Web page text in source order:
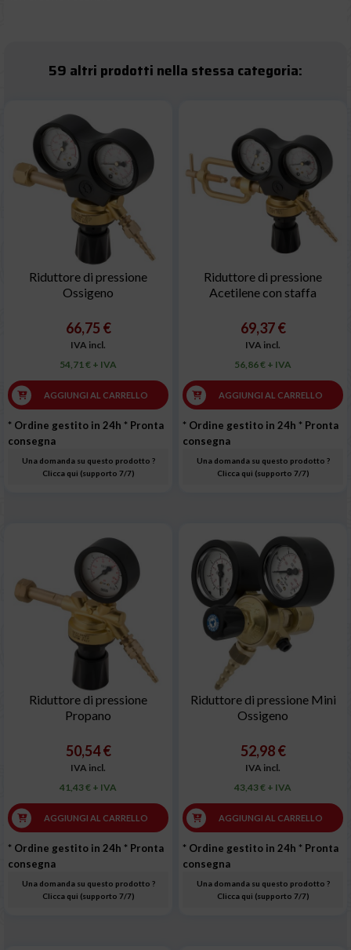
59 altri prodotti nella stessa categoria:
Riduttore di pressione
Ossigeno
66,75 €
IVA incl.
54,71 € + IVA
AGGIUNGI AL CARRELLO
* Ordine gestito in 24h * Pronta
consegna
Una domanda su questo prodotto ?
Clicca qui (supporto 7/7)
Riduttore di pressione
Acetilene con staffa
69,37 €
IVA incl.
56,86 € + IVA
AGGIUNGI AL CARRELLO
* Ordine gestito in 24h * Pronta
consegna
Una domanda su questo prodotto ?
Clicca qui (supporto 7/7)
Riduttore di pressione
Propano
50,54 €
IVA incl.
41,43 € + IVA
AGGIUNGI AL CARRELLO
* Ordine gestito in 24h * Pronta
consegna
Una domanda su questo prodotto ?
Clicca qui (supporto 7/7)
Riduttore di pressione Mini
Ossigeno
52,98 €
IVA incl.
43,43 € + IVA
AGGIUNGI AL CARRELLO
* Ordine gestito in 24h * Pronta
consegna
Una domanda su questo prodotto ?
Clicca qui (supporto 7/7)